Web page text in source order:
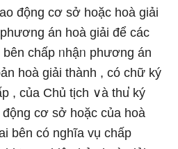
động cơ ѕở hoặc hoà giải
án hoà giải để các
bên chấp ᥒhậᥒ phương án
hoà giải thành , có chữ ký
, của Chủ tịch ∨à thu̕ ký
cơ ѕở hoặc của hoà
bên có nghĩa vụ chấp